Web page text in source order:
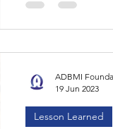
Lesson Learned
ADBMI
19 Jun 2023